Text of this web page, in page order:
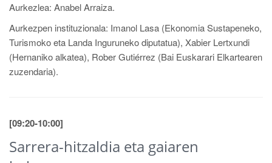
Aurkezlea: Anabel Arraiza.
Aurkezpen instituzionala: Imanol Lasa (Ekonomia Sustapeneko,
Turismoko eta Landa Inguruneko diputatua), Xabier Lertxundi
(Hernaniko alkatea), Rober Gutiérrez (Bai Euskarari Elkartearen
zuzendaria).
[09:20-10:00]
Sarrera-hitzaldia eta gaiaren